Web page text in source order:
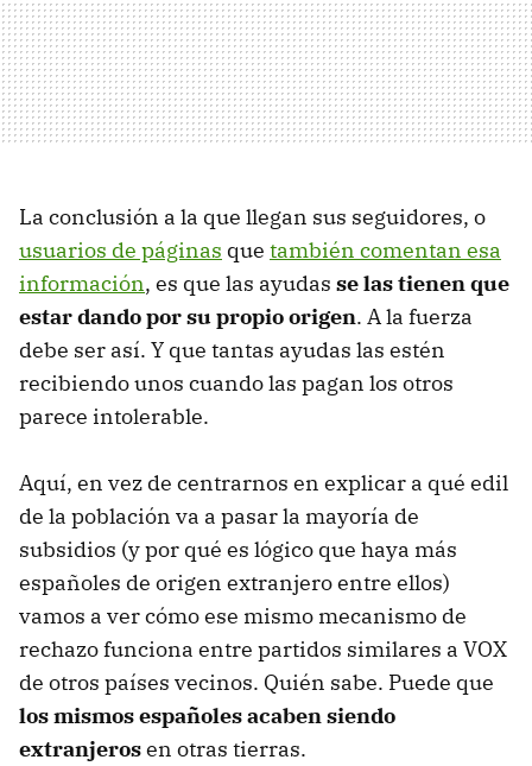
La conclusión a la que llegan sus seguidores, o
usuarios de páginas que también comentan esa
información, es que las ayudas se las tienen que
estar dando por su propio origen. A la fuerza
debe ser así. Y que tantas ayudas las estén
recibiendo unos cuando las pagan los otros
parece intolerable.
Aquí, en vez de centrarnos en explicar a qué edil
de la población va a pasar la mayoría de
subsidios (y por qué es lógico que haya más
españoles de origen extranjero entre ellos)
vamos a ver cómo ese mismo mecanismo de
rechazo funciona entre partidos similares a VOX
de otros países vecinos. Quién sabe. Puede que
los mismos españoles acaben siendo
extranjerosen otras tierras.